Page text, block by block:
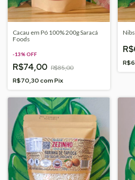
Cacau em Pó 100% 200g Saracá
Foods
-13%OFF
R$74,00 R$85,00
R$70,30comPix